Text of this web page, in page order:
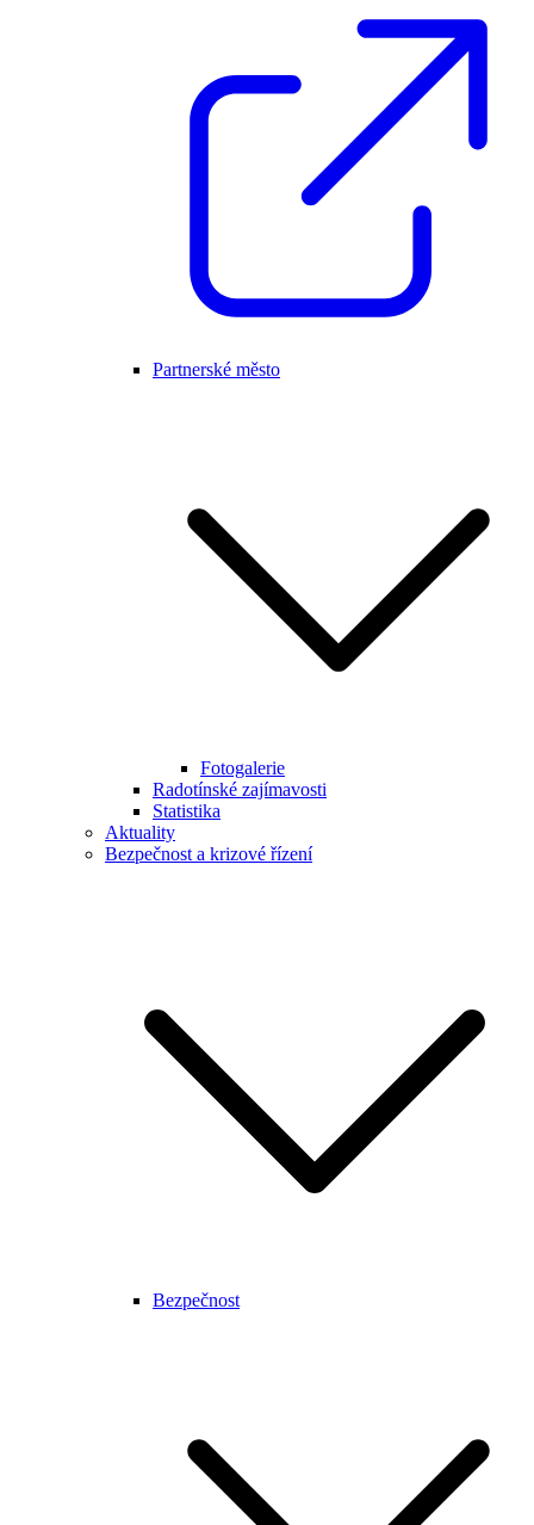
Partnerské město
Fotogalerie
Radotínské zajímavosti
Statistika
Aktuality
Bezpečnost a krizové řízení
Bezpečnost